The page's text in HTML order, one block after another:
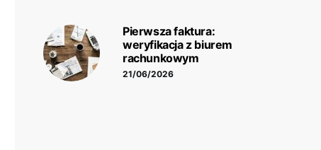
Pierwsza faktura:
weryfikacja z biurem
rachunkowym
21/06/2026